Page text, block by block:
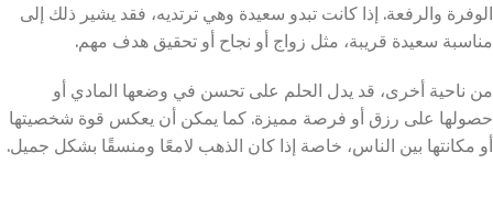
الوفرة والرفعة. إذا كانت تبدو سعيدة وهي ترتديه، فقد يشير ذلك إلى
مناسبة سعيدة قريبة، مثل زواج أو نجاح أو تحقيق هدف مهم.
من ناحية أخرى، قد يدل الحلم على تحسن في وضعها المادي أو
حصولها على رزق أو فرصة مميزة. كما يمكن أن يعكس قوة شخصيتها
أو مكانتها بين الناس، خاصة إذا كان الذهب لامعًا ومنسقًا بشكل جميل.